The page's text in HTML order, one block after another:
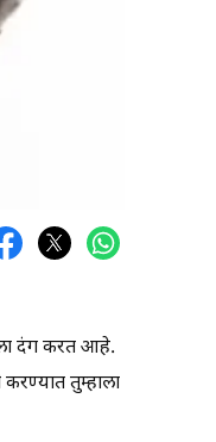
दंग करत आहे.
तुम्हाला